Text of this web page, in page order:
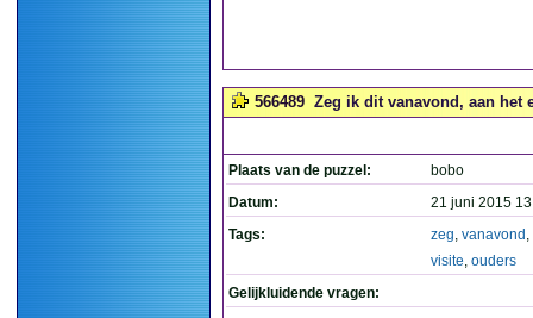
566489 Zeg ik dit vanavond, aan het
Plaats van de puzzel:
bobo
Datum:
21 juni 2015
Tags:
zeg, vanavond ,
visite, ouders
Gelijkluidende vragen: